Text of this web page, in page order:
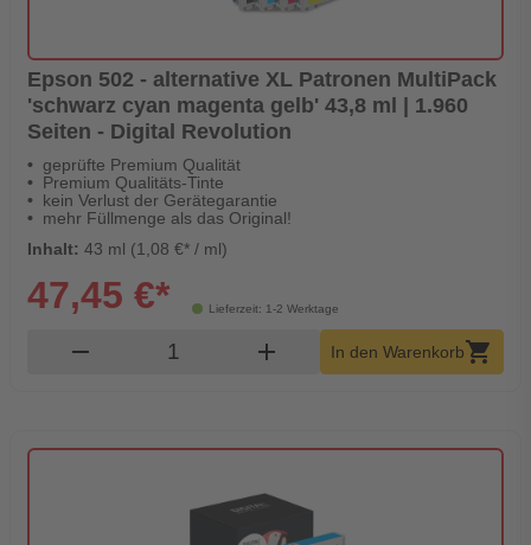
Epson 502 - alternative XL Patronen MultiPack
'schwarz cyan magenta gelb' 43,8 ml | 1.960
Seiten - Digital Revolution
geprüfte Premium Qualität
Premium Qualitäts-Tinte
kein Verlust der Gerätegarantie
mehr Füllmenge als das Original!
Inhalt: 43 ml (1,08 €* / ml)
Lieferzeit: 1-2 Werktage
47,45 €*
remove Produkt Warenkorb Menge
add In den Warenkorbshopping_cart